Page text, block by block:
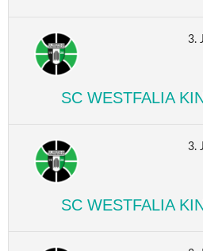
3.
SC WESTFALIA
3.
SC WESTFALIA